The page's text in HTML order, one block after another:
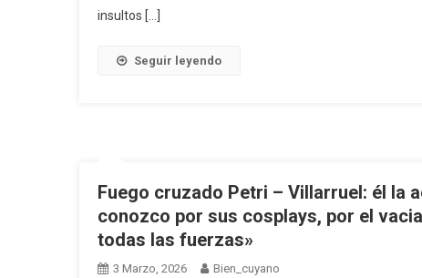
insultos […]
Seguir leyendo
Fuego cruzado Petri – Villarruel: él la
conozco por sus cosplays, por el
todas las fuerzas»
3 Marzo, 2026 Bien_cuyano